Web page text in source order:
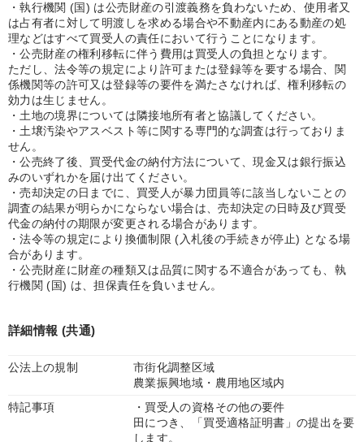
・執行機関 (国) は公売財産の引渡義務を負わないため、使用者又
は占有者に対して明渡しを求める場合や不動産内にある動産の処
理などはすべて買受人の責任において行うことになります。
・公売財産の権利移転に伴う費用は買受人の負担となります。
ただし、法令等の規定により許可または登録等を要する場合、関
係機関等の許可又は登録等の要件を満たさなければ、権利移転の
効力は生じません。
・土地の境界については隣接地所有者と協議してください。
・土壌汚染やアスベスト等に関する専門的な調査は行っておりま
せん。
・公売終了後、買受代金の納付方法について、現金又は銀行振込
みのいずれかを届け出てください。
・売却決定の日までに、買受人が暴力団員等に該当しないことの
調査の結果が明らかにならない場合は、売却決定の日時及び買受
代金の納付の期限が変更される場合があります。
・法令等の規定により換価制限 (入札後の手続きが停止) となる場
合があります。
・公売財産に財産の種類又は品質に関する不適合があっても、執
行機関 (国) は、担保責任を負いません。
詳細情報 (共通)
公法上の規制
市街化調整区域
農業振興地域・農用地区域内
特記事項
・買受人の資格その他の要件
田につき、「買受適格証明書」の提出を要
します。